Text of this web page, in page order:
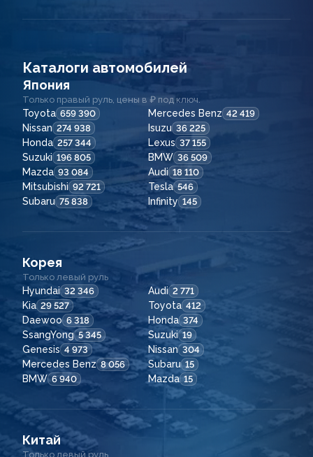
Каталоги автомобилей
Япония
Только правый руль, цены в ₽ под ключ.
Toyota 659 390 Mercedes Benz 42 419
Nissan 274 938 Isuzu 36 225
Honda 257 344 Lexus 37 155
Suzuki 196 805 BMW 36 509
Mazda 93 084 Audi 18 110
Mitsubishi 92 721 Tesla 546
Subaru 75 838 Infinity 145
Корея
Только левый руль
Hyundai 32 346 Audi 2 771
Kia 29 527 Toyota 412
Daewoo 6 318 Honda 374
SsangYong 5 345 Suzuki 19
Genesis 4 973 Nissan 304
Mercedes Benz 8 056 Subaru 15
BMW 6 940 Mazda 15
Китай
Только левый руль